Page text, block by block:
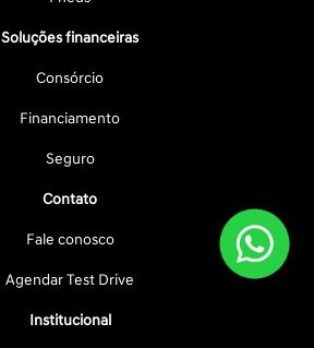
Soluções financeiras
Consórcio
Financiamento
Seguro
Contato
Fale conosco
Agendar Test Drive
Institucional